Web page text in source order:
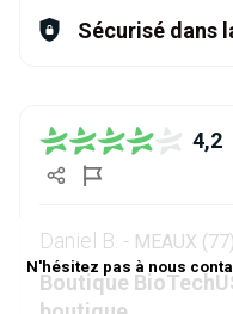
N'hésitez pas à nous
Sécurisé dans
4,2
Daniel B. - MEAUX (77)
Boutique